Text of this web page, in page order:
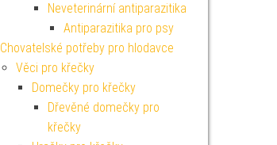
Neveterinární antiparazitika
Antiparazitika pro psy
Chovatelské potřeby pro hlodavce
Věci pro křečky
Domečky pro křečky
Dřevěné domečky pro
křečky